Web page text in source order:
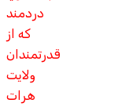
دردمند
که از
قدرتمندان
ولايت
هرات